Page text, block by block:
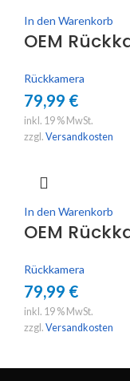
In den Warenkorb
OEM
Rückkamera
79,99 €
inkl. 19 % MwSt.
zzgl. Versandkosten
In den Warenkorb
OEM
Rückkamera
79,99 €
inkl. 19 % MwSt.
zzgl. Versandkosten